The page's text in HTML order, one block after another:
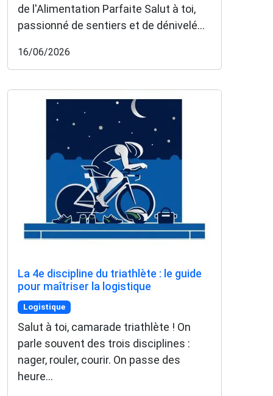
Aucun spam, vous pouvez vous désinscrire à tout
moment.
de l'Alimentation Parfaite Salut à toi,
passionné de sentiers et de dénivelé...
16/06/2026
La 4e discipline du triathlète : le guide
pour maîtriser la logistique
Logistique
Salut à toi, camarade triathlète ! On
parle souvent des trois disciplines :
nager, rouler, courir. On passe des
heure...